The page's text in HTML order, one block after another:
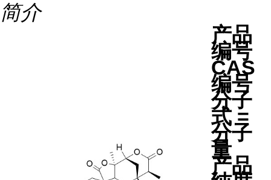
简介
产品
编号
CAS
编号
分子
式 =
分子
量
产品